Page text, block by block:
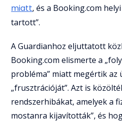
miatt, és a Booking.com
tartott”.
A Guardianhoz eljuttatott
Booking.com elismerte a
probléma” miatt megértik az
„frusztrációját”. Azt is
rendszerhibákat, amelyek a
mostanra kijavították”, és